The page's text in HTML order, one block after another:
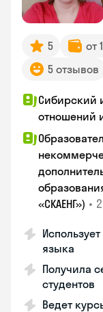
5 от
5 отзывов
Сибирский
отношений
«СКАЕНГ») •
языка
Получила
студентов
Ведет